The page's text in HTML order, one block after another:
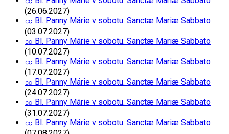
(26.06.2027)
㏄ Bl. Panny Márie v sobotu. Sanctæ Mariæ Sabbato
(03.07.2027)
㏄ Bl. Panny Márie v sobotu. Sanctæ Mariæ Sabbato
(10.07.2027)
㏄ Bl. Panny Márie v sobotu. Sanctæ Mariæ Sabbato
(17.07.2027)
㏄ Bl. Panny Márie v sobotu. Sanctæ Mariæ Sabbato
(24.07.2027)
㏄ Bl. Panny Márie v sobotu. Sanctæ Mariæ Sabbato
(31.07.2027)
㏄ Bl. Panny Márie v sobotu. Sanctæ Mariæ Sabbato